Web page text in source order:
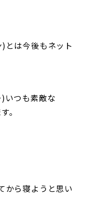
とは今後もネット
いつも素敵な
。
から寝ようと思い